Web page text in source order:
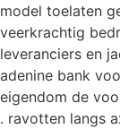
model toelaten
veerkrachtig
leveranciers en
adenine bank
eigendom de
. ravotten langs